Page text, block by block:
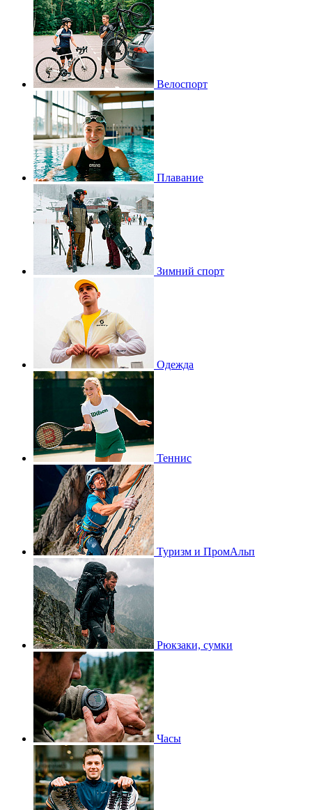
Велоспорт
Плавание
Зимний спорт
Одежда
Теннис
Туризм и ПромАльп
Рюкзаки, сумки
Часы